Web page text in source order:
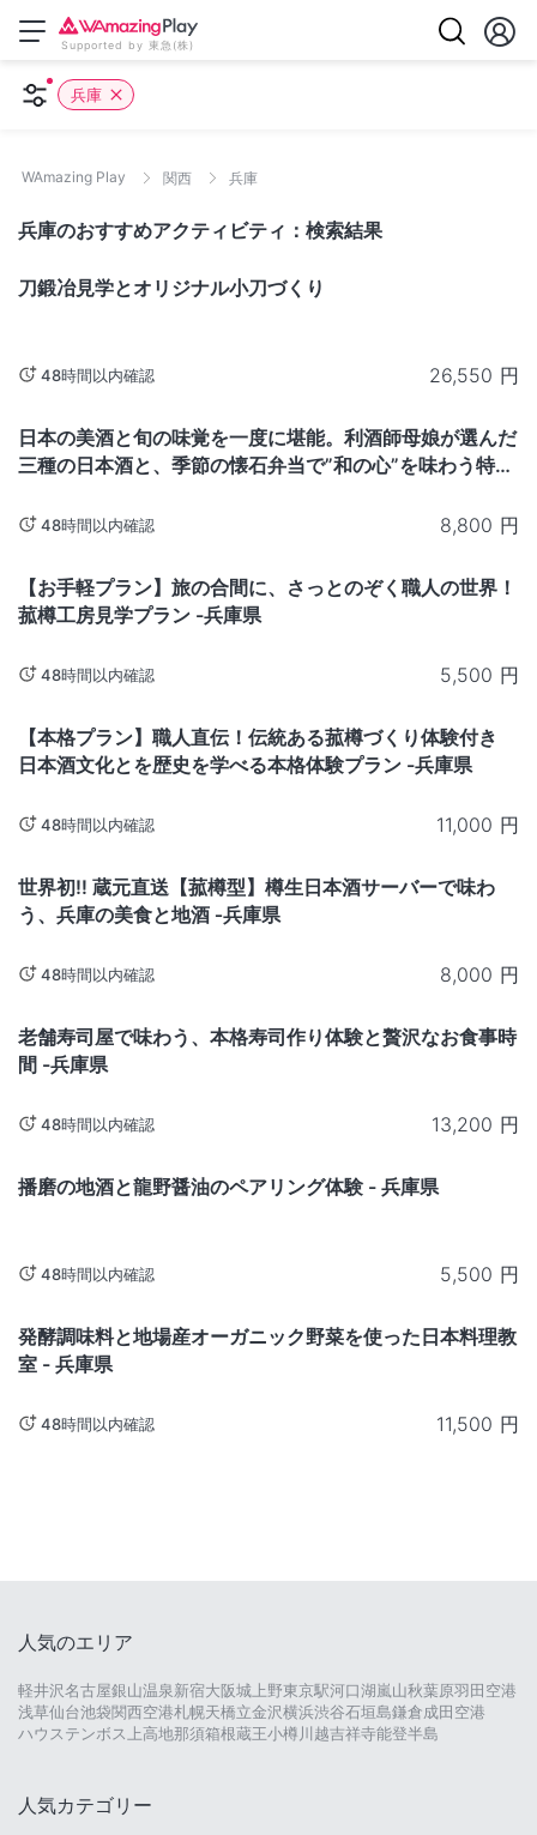
Supported by 東急(株)
兵庫
WAmazing Play 関西 兵庫
兵庫のおすすめアクティビティ：検索結果
刀鍛冶見学とオリジナル小刀づくり
48時間以内確認 26,550 円
日本の美酒と旬の味覚を一度に堪能。利酒師母娘が選んだ
三種の日本酒と、季節の懐石弁当で”和の心”を味わう特別
48時間以内確認 8,800 円
【お手軽プラン】旅の合間に、さっとのぞく職人の世界！
菰樽工房見学プラン -兵庫県
48時間以内確認 5,500 円
【本格プラン】職人直伝！伝統ある菰樽づくり体験付き
日本酒文化とを歴史を学べる本格体験プラン -兵庫県
48時間以内確認 11,000 円
世界初‼ 蔵元直送【菰樽型】樽生日本酒サーバーで味わ
う、兵庫の美食と地酒 ‐兵庫県
48時間以内確認 8,000 円
老舗寿司屋で味わう、本格寿司作り体験と贅沢なお食事時
間 -兵庫県
48時間以内確認 13,200 円
播磨の地酒と龍野醤油のペアリング体験 - 兵庫県
48時間以内確認 5,500 円
発酵調味料と地場産オーガニック野菜を使った日本料理教
室 - 兵庫県
48時間以内確認 11,500 円
人気のエリア
軽井沢名古屋銀山温泉新宿大阪城 上野東京駅河口湖嵐山秋葉原羽田空港
浅草仙台池袋関西空港札幌天橋立金沢横浜渋谷石垣島鎌倉成田空港
ハウステンボス 上高地那須箱根蔵王小樽 川越吉祥寺能登半島
人気カテゴリー